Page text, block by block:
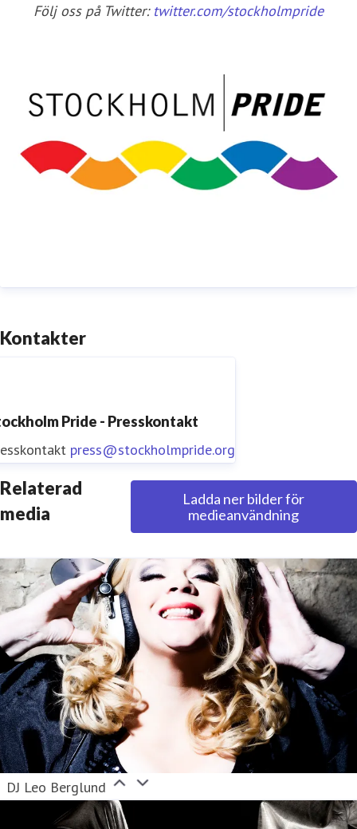
Följ oss på Twitter: twitter.com/stockholmpride
Kontakter
Pride - Presskontakt
press@stockholmpride.org
Relaterad
media
Ladda ner bilder för
medieanvändning
DJ Leo Berglund